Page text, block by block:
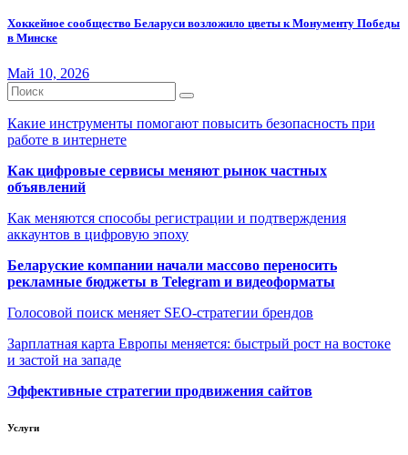
Хоккейное сообщество Беларуси возложило цветы к Монументу Победы
в Минске
Май 10, 2026
Какие инструменты помогают повысить безопасность при
работе в интернете
Как цифровые сервисы меняют рынок частных
объявлений
Как меняются способы регистрации и подтверждения
аккаунтов в цифровую эпоху
Беларуские компании начали массово переносить
рекламные бюджеты в Telegram и видеоформаты
Голосовой поиск меняет SEO-стратегии брендов
Зарплатная карта Европы меняется: быстрый рост на востоке
и застой на западе
Эффективные стратегии продвижения сайтов
Услуги